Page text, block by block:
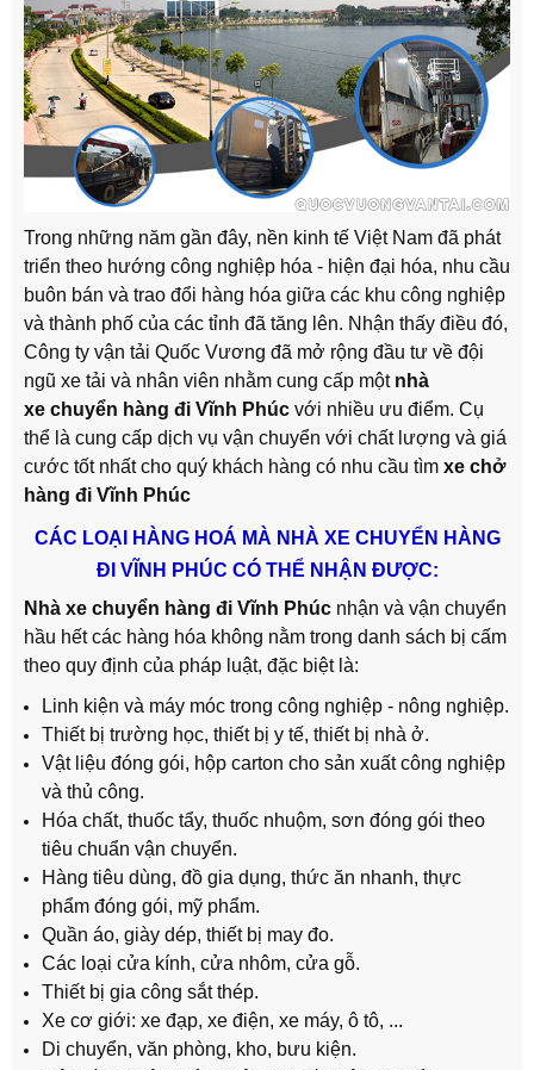
Trong những năm gần đây, nền kinh tế Việt Nam đã phát
triển theo hướng công nghiệp hóa - hiện đại hóa, nhu cầu
buôn bán và trao đổi hàng hóa giữa các khu công nghiệp
và thành phố của các tỉnh đã tăng lên. Nhận thấy điều đó,
Công ty vận tải Quốc Vương đã mở rộng đầu tư về đội
ngũ xe tải và nhân viên nhằm cung cấp một nhà
xe chuyển hàng đi Vĩnh Phúc với nhiều ưu điểm. Cụ
thể là cung cấp dịch vụ vận chuyển với chất lượng và giá
cước tốt nhất cho quý khách hàng có nhu cầu tìm xe chở
hàng đi Vĩnh Phúc
CÁC LOẠI HÀNG HOÁ MÀ NHÀ XE CHUYỂN HÀNG
ĐI VĨNH PHÚC CÓ THỂ NHẬN ĐƯỢC:
Nhà xe chuyển hàng đi Vĩnh Phúc nhận và vận chuyển
hầu hết các hàng hóa không nằm trong danh sách bị cấm
theo quy định của pháp luật, đặc biệt là:
Linh kiện và máy móc trong công nghiệp - nông nghiệp.
Thiết bị trường học, thiết bị y tế, thiết bị nhà ở.
Vật liệu đóng gói, hộp carton cho sản xuất công nghiệp
và thủ công.
Hóa chất, thuốc tẩy, thuốc nhuộm, sơn đóng gói theo
tiêu chuẩn vận chuyển.
Hàng tiêu dùng, đồ gia dụng, thức ăn nhanh, thực
phẩm đóng gói, mỹ phẩm.
Quần áo, giày dép, thiết bị may đo.
Các loại cửa kính, cửa nhôm, cửa gỗ.
Thiết bị gia công sắt thép.
Xe cơ giới: xe đạp, xe điện, xe máy, ô tô, ...
Di chuyển, văn phòng, kho, bưu kiện.